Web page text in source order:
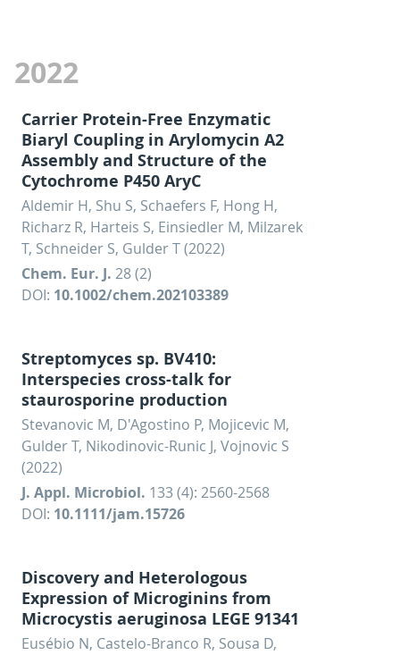
2022
Carrier Protein-Free Enzymatic
Biaryl Coupling in Arylomycin A2
Assembly and Structure of the
Cytochrome P450 AryC
Aldemir H, Shu S, Schaefers F, Hong H,
Richarz R, Harteis S, Einsiedler M, Milzarek
T, Schneider S, Gulder T (2022)
Chem. Eur. J. 28 (2)
DOI: 10.1002/chem.202103389
Streptomyces sp. BV410:
Interspecies cross-talk for
staurosporine production
Stevanovic M, D'Agostino P, Mojicevic M,
Gulder T, Nikodinovic-Runic J, Vojnovic S
(2022)
J. Appl. Microbiol. 133 (4): 2560-2568
DOI: 10.1111/jam.15726
Discovery and Heterologous
Expression of Microginins from
Microcystis aeruginosa LEGE 91341
Eusébio N, Castelo-Branco R, Sousa D,